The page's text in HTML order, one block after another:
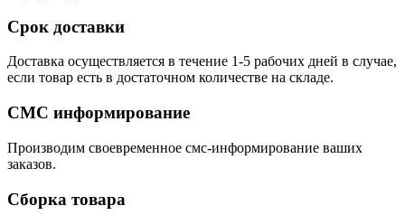
Срок доставки
Доставка осуществляется в течение 1-5 рабочих дней в случае,
если товар есть в достаточном количестве на складе.
СМС информирование
Производим своевременное смс-информирование ваших
заказов.
Сборка товара